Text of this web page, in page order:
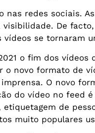
nas redes sociais.
De
se tornaram
o fim dos vídeos
novo formato de
O novo
do vídeo no feed
de
muito populares